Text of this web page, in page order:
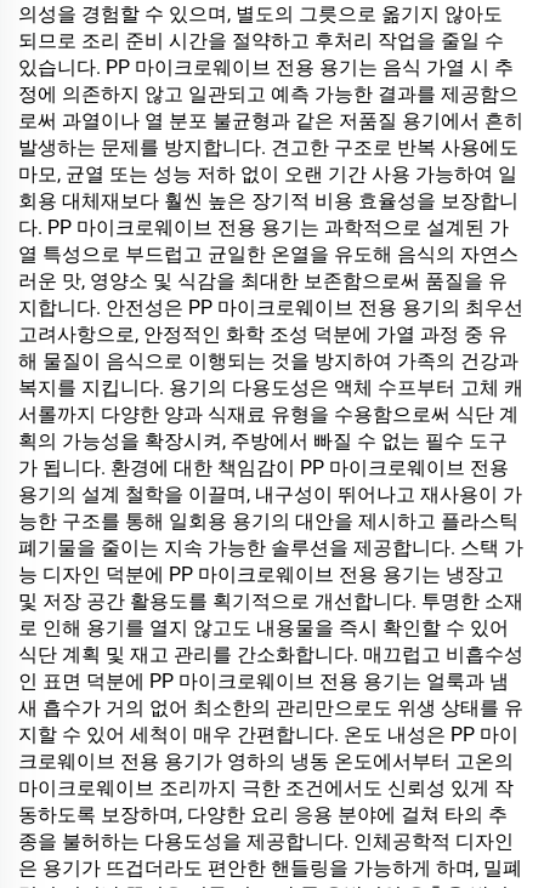
의성을 경험할 수 있으며, 별도의 그릇으로 옮기지 않아도
되므로 조리 준비 시간을 절약하고 후처리 작업을 줄일 수
있습니다. PP 마이크로웨이브 전용 용기는 음식 가열 시 추
정에 의존하지 않고 일관되고 예측 가능한 결과를 제공함으
로써 과열이나 열 분포 불균형과 같은 저품질 용기에서 흔히
발생하는 문제를 방지합니다. 견고한 구조로 반복 사용에도
마모, 균열 또는 성능 저하 없이 오랜 기간 사용 가능하여 일
회용 대체재보다 훨씬 높은 장기적 비용 효율성을 보장합니
다. PP 마이크로웨이브 전용 용기는 과학적으로 설계된 가
열 특성으로 부드럽고 균일한 온열을 유도해 음식의 자연스
러운 맛, 영양소 및 식감을 최대한 보존함으로써 품질을 유
지합니다. 안전성은 PP 마이크로웨이브 전용 용기의 최우선
고려사항으로, 안정적인 화학 조성 덕분에 가열 과정 중 유
해 물질이 음식으로 이행되는 것을 방지하여 가족의 건강과
복지를 지킵니다. 용기의 다용도성은 액체 수프부터 고체 캐
서롤까지 다양한 양과 식재료 유형을 수용함으로써 식단 계
획의 가능성을 확장시켜, 주방에서 빠질 수 없는 필수 도구
가 됩니다. 환경에 대한 책임감이 PP 마이크로웨이브 전용
용기의 설계 철학을 이끌며, 내구성이 뛰어나고 재사용이 가
능한 구조를 통해 일회용 용기의 대안을 제시하고 플라스틱
폐기물을 줄이는 지속 가능한 솔루션을 제공합니다. 스택 가
능 디자인 덕분에 PP 마이크로웨이브 전용 용기는 냉장고
및 저장 공간 활용도를 획기적으로 개선합니다. 투명한 소재
로 인해 용기를 열지 않고도 내용물을 즉시 확인할 수 있어
식단 계획 및 재고 관리를 간소화합니다. 매끄럽고 비흡수성
인 표면 덕분에 PP 마이크로웨이브 전용 용기는 얼룩과 냄
새 흡수가 거의 없어 최소한의 관리만으로도 위생 상태를 유
지할 수 있어 세척이 매우 간편합니다. 온도 내성은 PP 마이
크로웨이브 전용 용기가 영하의 냉동 온도에서부터 고온의
마이크로웨이브 조리까지 극한 조건에서도 신뢰성 있게 작
동하도록 보장하며, 다양한 요리 응용 분야에 걸쳐 타의 추
종을 불허하는 다용도성을 제공합니다. 인체공학적 디자인
은 용기가 뜨겁더라도 편안한 핸들링을 가능하게 하며, 밀폐